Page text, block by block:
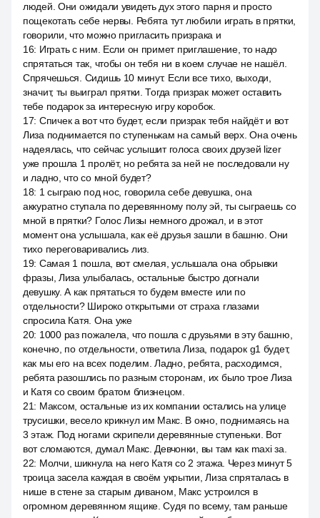
людей. Они ожидали увидеть дух этого парня и просто
пощекотать себе нервы. Ребята тут любили играть в прятки,
говорили, что можно пригласить призрака и
16: Играть с ним. Если он примет приглашение, то надо
спрятаться так, чтобы он тебя ни в коем случае не нашёл.
Спрячешься. Сидишь 10 минут. Если все тихо, выходи,
значит, ты выиграл прятки. Тогда призрак может оставить
тебе подарок за интересную игру коробок.
17: Спичек а вот что будет, если призрак тебя найдёт и вот
Лиза поднимается по ступенькам на самый верх. Она очень
надеялась, что сейчас услышит голоса своих друзей lizer
уже прошла 1 пролёт, но ребята за ней не последовали ну
и ладно, что со мной будет?
18: 1 сыграю под нос, говорила себе девушка, она
аккуратно ступала по деревянному полу эй, ты сыграешь со
мной в прятки? Голос Лизы немного дрожал, и в этот
момент она услышала, как её друзья зашли в башню. Они
тихо переговаривались лиз.
19: Самая 1 пошла, вот смелая, услышала она обрывки
фразы, Лиза улыбалась, остальные быстро догнали
девушку. А как прятаться то будем вместе или по
отдельности? Широко открытыми от страха глазами
спросила Катя. Она уже
20: 1000 раз пожалела, что пошла с друзьями в эту башню,
конечно, по отдельности, ответила Лиза, подарок g1 будет,
как мы его на всех поделим. Ладно, ребята, расходимся,
ребята разошлись по разным сторонам, их было трое Лиза
и Катя со своим братом близнецом.
21: Максом, остальные из их компании остались на улице
трусишки, весело крикнул им Макс. В окно, поднимаясь на
3 этаж. Под ногами скрипели деревянные ступеньки. Вот
вот сломаются, думал Макс. Девчонки, вы там как maxi за.
22: Молчи, шикнула на него Катя со 2 этажа. Через минут 5
троица засела каждая в своём укрытии, Лиза спряталась в
нише в стене за старым диваном, Макс устроился в
огромном деревянном ящике. Судя по всему, там раньше